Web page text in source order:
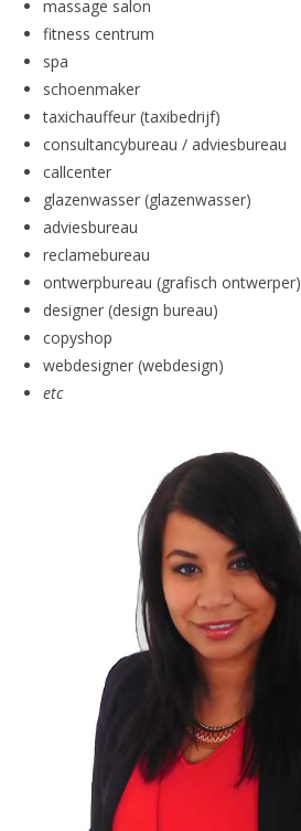
massage salon
fitness centrum
spa
schoenmaker
taxichauffeur (taxibedrijf)
consultancybureau / adviesbureau
callcenter
glazenwasser (glazenwasser)
adviesbureau
reclamebureau
ontwerpbureau (grafisch ontwerper)
designer (design bureau)
copyshop
webdesigner (webdesign)
etc